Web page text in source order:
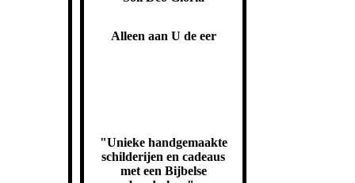
Alleen aan U de eer
"Unieke handgemaakte
schilderijen en cadeaus
met een Bijbelse